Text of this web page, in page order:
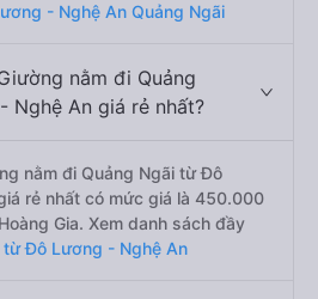
- Nghệ An Quảng Ngãi
nằm đi Quảng
Nghệ An giá rẻ nhất?
nằm đi Quảng Ngãi từ Đô
rẻ nhất có mức giá là 450.000
Gia. Xem danh sách đầy
từ Đô Lương - Nghệ An